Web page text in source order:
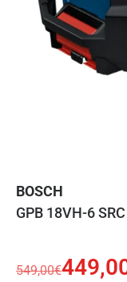
BOSCH
GPB 18VH-6
549,00€